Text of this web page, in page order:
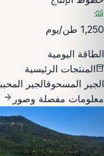
monitoring
1,250 طن/يوم
الطاقة اليومية
inventory_2المنتجات الرئيسية
الجير المسحوقالجير المحبب
معلومات مفصلة وصور arrow_forward